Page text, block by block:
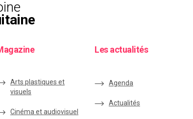
Arts plastiques et
visuels
Cinéma et audiovisuel
Les actualités
Agenda
Actualités